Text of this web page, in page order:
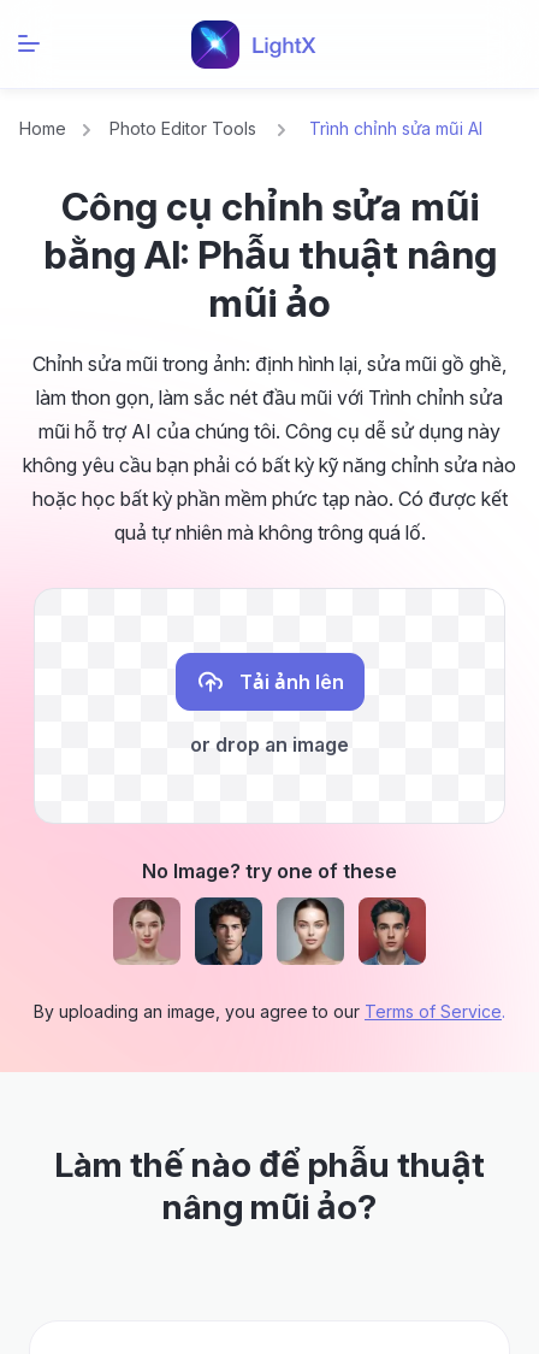
Home Photo Editor Tools Trình chỉnh sửa mũi AI
Công cụ chỉnh sửa mũi
bằng AI: Phẫu thuật nâng
mũi ảo
Chỉnh sửa mũi trong ảnh: định hình lại, sửa mũi gồ ghề,
làm thon gọn, làm sắc nét đầu mũi với Trình chỉnh sửa
mũi hỗ trợ AI của chúng tôi. Công cụ dễ sử dụng này
không yêu cầu bạn phải có bất kỳ kỹ năng chỉnh sửa nào
hoặc học bất kỳ phần mềm phức tạp nào. Có được kết
quả tự nhiên mà không trông quá lố.
Tải ảnh lên
or drop an image
No Image? try one of these
By uploading an image, you agree to our Terms of Service.
Làm thế nào để phẫu thuật
nâng mũi ảo?